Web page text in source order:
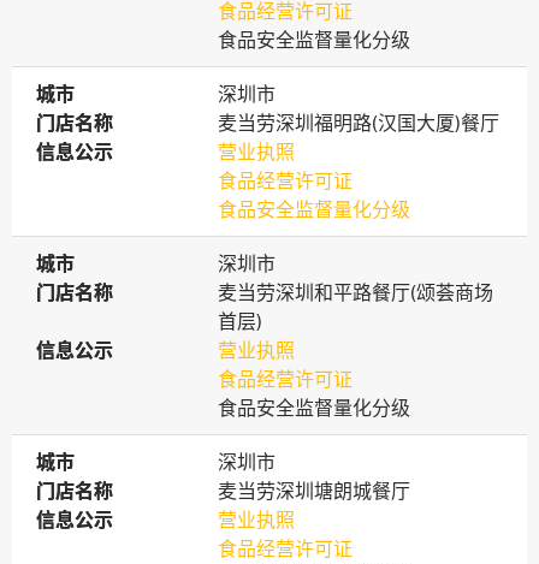
食品经营许可证
食品安全监督量化分级
城市
城市
深圳市
门店名称
门店名称
麦当劳深圳福明路(汉国大厦)餐厅
信息公示
信息公示
营业执照
食品经营许可证
食品安全监督量化分级
城市
城市
深圳市
门店名称
门店名称
麦当劳深圳和平路餐厅(颂荟商场
首层)
信息公示
信息公示
营业执照
食品经营许可证
食品安全监督量化分级
城市
城市
深圳市
门店名称
门店名称
麦当劳深圳塘朗城餐厅
信息公示
信息公示
营业执照
食品经营许可证